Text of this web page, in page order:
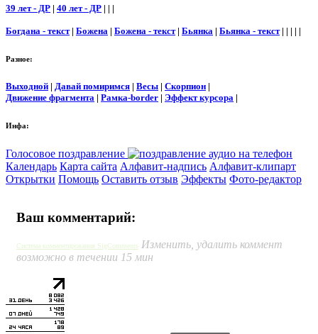
39 лет - ДР | 40 лет - ДР | | |
Богдана - текст| Божена | Божена - текст| Бьянка | Бьянка - текст| | | | |
Разное:
Выходной | Давай помиримся | Весы | Скорпион |
Движение фрагмента | Рамка-border | Эффект курсора |
Инфа:
Голосовое поздравление
Календарь Карта сайта Алфавит-надпись Алфавит-клипарт
Открытки Помощь Оставить отзыв Эффекты Фото-редактор
Ваш комментарий:
Система комментирования SigComments Изменить, удалить коммент
возможно в течении 15 мин